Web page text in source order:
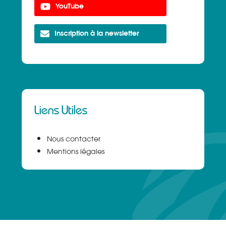
YouTube
Inscription à la newsletter
Liens Utiles
Nous contacter
Mentions légales